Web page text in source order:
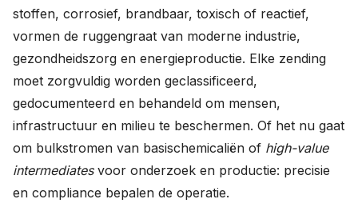
stoffen, corrosief, brandbaar, toxisch of reactief,
vormen de ruggengraat van moderne industrie,
gezondheidszorg en energieproductie. Elke zending
moet zorgvuldig worden geclassificeerd,
gedocumenteerd en behandeld om mensen,
infrastructuur en milieu te beschermen. Of het nu gaat
om bulkstromen van basischemicaliën of high-value
intermediatesvoor onderzoek en productie: precisie
en compliance bepalen de operatie.